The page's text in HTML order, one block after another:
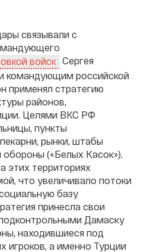
связывали с
войск Сергея
командующим российской
применял стратегию
районов,
Целями ВКС РФ
пункты
рынки, штабы
(«Белых Касок»).
этих территориях
что увеличивало потоки
базу
принесла свои
Дамаску
находившиеся под
игроков, а именно Турции